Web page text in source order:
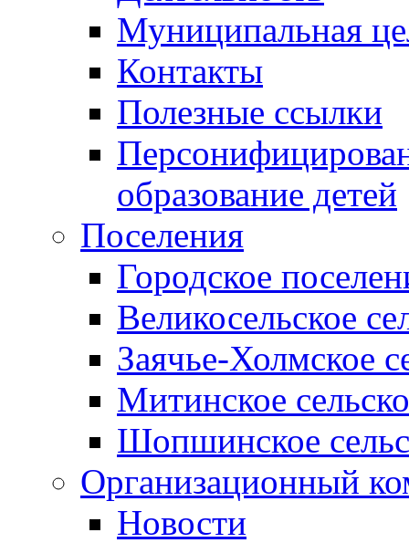
Муниципальная
Контакты
Полезные ссылки
образование детей
Поселения
Городское
Великосельское
Заячье-Холмское
Митинское
Шопшинское
Организационный
Новости